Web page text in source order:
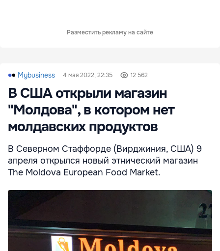
Разместить рекламу на сайте
Mybusiness 4 мая 2022, 22:35 12 562
В США открыли магазин
"Молдова", в котором нет
молдавских продуктов
В Северном Стаффорде (Вирджиния, США) 9
апреля открылся новый этнический магазин
The Moldova European Food Market.